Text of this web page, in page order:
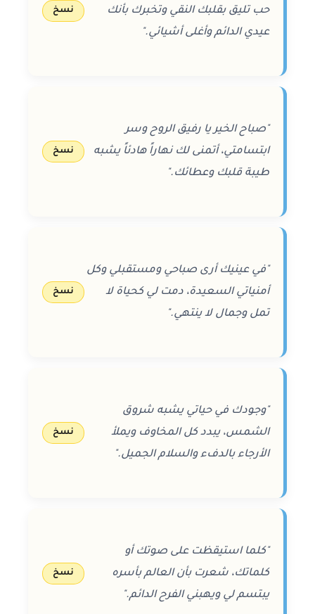
حب تليق بقلبك النقي وتخبرك بأنك
عيدي الدائم وأغلى أشيائي."
نسخ
"صباح الخير يا رفيق الروح وسر
ابتسامتي، أتمنى لك نهاراً هادئاً يشبه
طيبة قلبك وعطائك."
نسخ
"في عينيك أرى صباحي ومستقبلي وكل
أمنياتي السعيدة، دمت لي كحياة لا
تمل وجمال لا ينتهي."
نسخ
"وجودك في حياتي يشبه شروق
الشمس، يبدد كل المخاوف ويملأ
الأرجاء بالدفء والسلام الجميل."
نسخ
"كلما استيقظت على صوتك أو
كلماتك، شعرت بأن العالم بأسره
يبتسم لي ويهبني الفرح الدائم."
نسخ